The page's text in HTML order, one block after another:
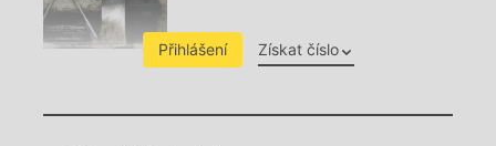
Přihlášení Získat číslo
Chviličku.